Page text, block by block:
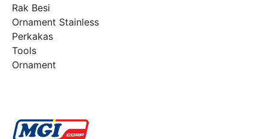
Rak Besi
Ornament Stainless
Perkakas
Tools
Ornament